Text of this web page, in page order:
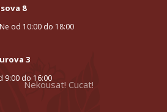
8
od 10:00 do 18:00
3
9:00 do 16:00
Nekousat! Cucat!